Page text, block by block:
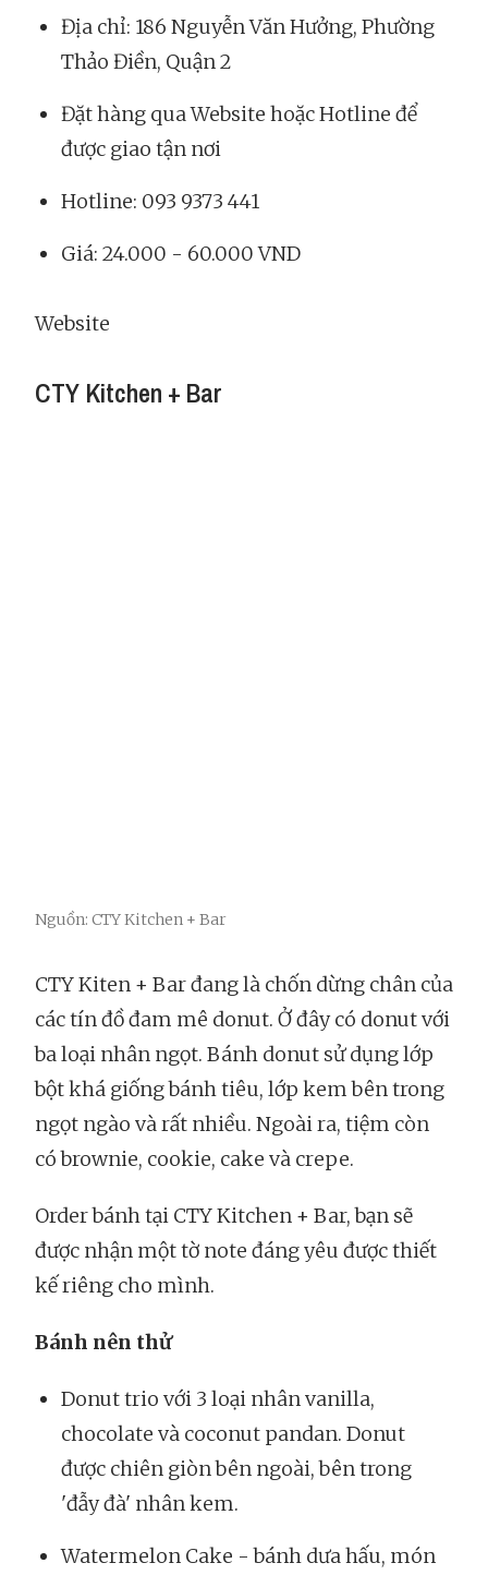
Địa chỉ: 186 Nguyễn Văn Hưởng, Phường
Thảo Điền, Quận 2
Đặt hàng qua Website hoặc Hotline để
được giao tận nơi
Hotline: 093 9373 441
Giá: 24.000 - 60.000 VND
Website
CTY Kitchen + Bar
Nguồn: CTY Kitchen + Bar
CTY Kiten + Bar đang là chốn dừng chân của
các tín đồ đam mê donut. Ở đây có donut với
ba loại nhân ngọt. Bánh donut sử dụng lớp
bột khá giống bánh tiêu, lớp kem bên trong
ngọt ngào và rất nhiều. Ngoài ra, tiệm còn
có brownie, cookie, cake và crepe.
Order bánh tại CTY Kitchen + Bar, bạn sẽ
được nhận một tờ note đáng yêu được thiết
kế riêng cho mình.
Bánh nên thử
Donut trio với 3 loại nhân vanilla,
chocolate và coconut pandan. Donut
được chiên giòn bên ngoài, bên trong
'đẫy đà' nhân kem.
Watermelon Cake - bánh dưa hấu, món